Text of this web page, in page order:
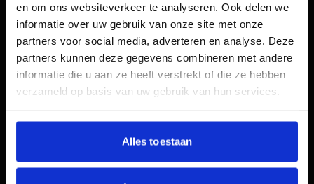
en om ons websiteverkeer te analyseren. Ook delen we
informatie over uw gebruik van onze site met onze
partners voor social media, adverteren en analyse. Deze
partners kunnen deze gegevens combineren met andere
informatie die u aan ze heeft verstrekt of die ze hebben
verzameld op basis van uw gebruik van hun services.
Alles toestaan
Dekking
Een andere zeer belangrijke functie van
Search Console is het analyseren en opsporen
van dekkingsfouten. Zo kun je aan de hand
van Dekking in Search Console een overzicht
met waarschuwing, gewone geldige pagina’s
en pagina’s die zijn uitgesloten. Dit laatste zijn